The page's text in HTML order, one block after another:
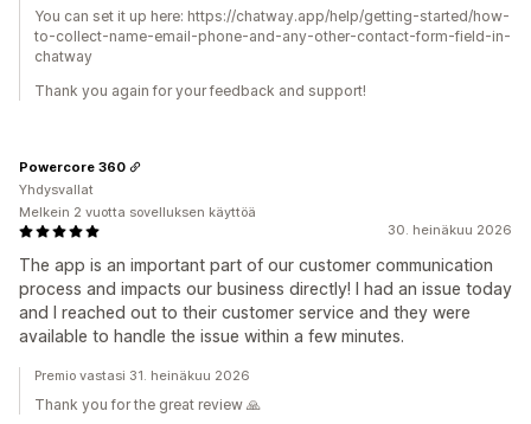
You can set it up here: https://chatway.app/help/getting-started/how-
to-collect-name-email-phone-and-any-other-contact-form-field-in-
chatway
Thank you again for your feedback and support!
30. heinäkuu 2026
The app is an important part of our customer communication
process and impacts our business directly! I had an issue today
and I reached out to their customer service and they were
available to handle the issue within a few minutes.
Powercore 360
Yhdysvallat
Melkein 2 vuotta sovelluksen käyttöä
Premio vastasi 31. heinäkuu 2026
Thank you for the great review 🙏